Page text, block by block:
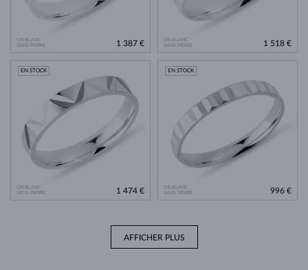
OR BLANC
SANS PIERRE
1 387 €
OR BLANC
SANS PIERRE
1 518 €
OR BLANC
SANS PIERRE
EN STOCK
1 474 €
OR BLANC
SANS PIERRE
EN STOCK
996 €
AFFICHER PLUS